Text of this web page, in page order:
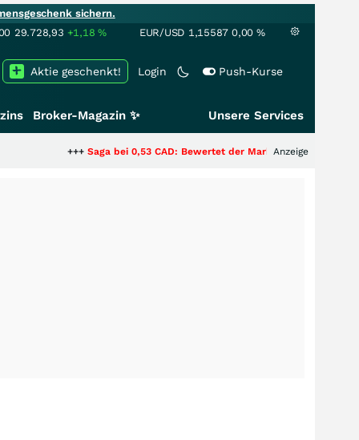
sichern.
29.728,93 +1,18% EUR/USD 1,15587 0,00 %
Login Push-Kurse
Aktie geschenkt!
Broker-Magazin ✨ Unsere Services
Saga bei 0,53 CAD: Bewertet der Markt noch immer nur die Hälfte
Anzeige